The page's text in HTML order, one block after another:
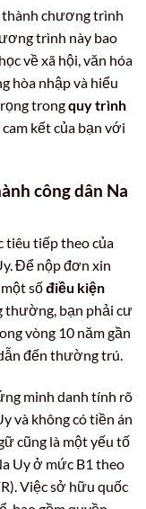
thành chương trình
trình này bao
về xã hội, văn hóa
hòa nhập và hiểu
trongquy trình
kết của bạn với
công dân Na
tiêu tiếp theo của
Để nộp đơn xin
sốđiều kiện
thường, bạn phải cư
vòng 10 năm gần
đến thường trú.
minh danh tính rõ
và không có tiền án
cũng là một yếu tố
Uy ở mức B1 theo
Việc sở hữu quốc